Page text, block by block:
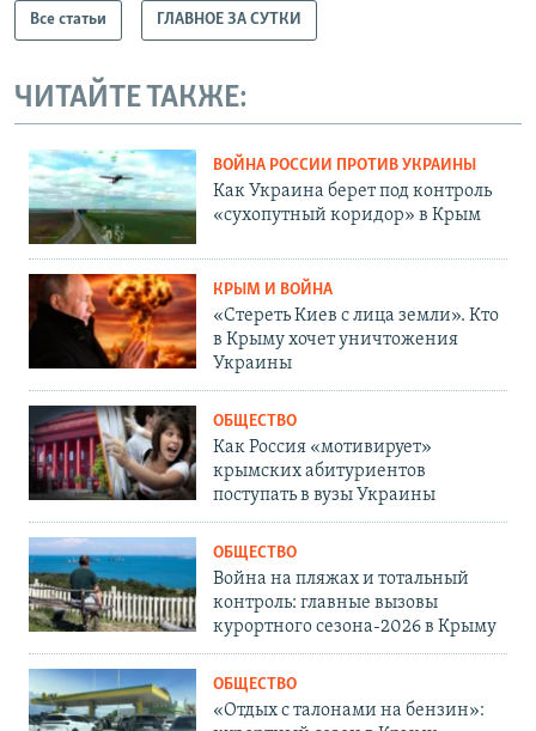
Все статьи ГЛАВНОЕ ЗА СУТКИ
ЧИТАЙТЕ ТАКЖЕ:
ВОЙНА РОССИИ ПРОТИВ УКРАИНЫ
Как Украина берет под контроль
«сухопутный коридор» в Крым
КРЫМ И ВОЙНА
«Стереть Киев с лица земли». Кто
в Крыму хочет уничтожения
Украины
ОБЩЕСТВО
Как Россия «мотивирует»
крымских абитуриентов
поступать в вузы Украины
ОБЩЕСТВО
Война на пляжах и тотальный
контроль: главные вызовы
курортного сезона-2026 в Крыму
ОБЩЕСТВО
«Отдых с талонами на бензин»: